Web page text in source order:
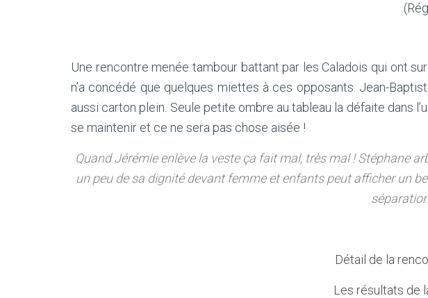
Une rencontre menée tambour battant par les Caladois qui ont
n’a concédé que quelques miettes à ces opposants. Jean-
aussi carton plein. Seule petite ombre au tableau la défaite dans
se maintenir et ce ne sera pas chose aisée !
Quand Jérémie enlève la veste ça fait mal, très mal ! Stéphane
un peu de sa dignité devant femme et enfants peut afficher un
Détail de la
Les résultats de